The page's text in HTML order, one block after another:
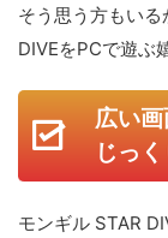
そう思う方もい
DIVEをPCで遊ぶ
広い
じっ
モンギル STAR